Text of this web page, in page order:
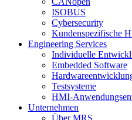
ISOBUS
Cybersecurity
Kundenspezifische
Engineering Services
Individuelle
Embedded Software
Testsysteme
HMI-
Unternehmen
Über MRS